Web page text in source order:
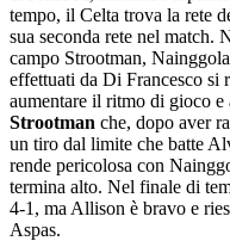
tempo, il Celta trova la rete
sua seconda rete nel match.
campo Strootman,
effettuati da Di Francesco si
aumentare il ritmo di gioco e
Strootman che, dopo aver
un tiro dal limite che batte
rende pericolosa con
termina alto. Nel finale di
4-1, ma Allison è bravo e
Aspas.